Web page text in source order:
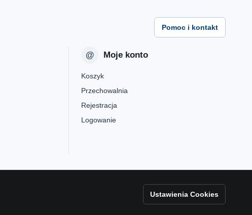
Pomoc i kontakt
Moje konto
Koszyk
Przechowalnia
Rejestracja
Logowanie
Ustawienia Cookies